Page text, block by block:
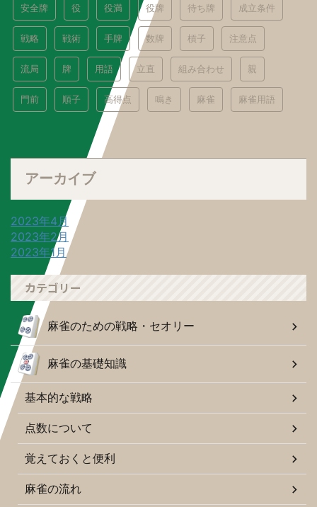
安全牌 役 役満 役牌 待ち牌 成立条件
戦略 戦術 手牌 数牌 槓子 注意点
流局 牌 用語 立直 組み合わせ 親
門前 順子 高得点 鳴き 麻雀 麻雀用語
アーカイブ
2023年4月
2023年2月
2023年1月
カテゴリー
麻雀のための戦略・セオリー
麻雀の基礎知識
基本的な戦略
点数について
覚えておくと便利
麻雀の流れ